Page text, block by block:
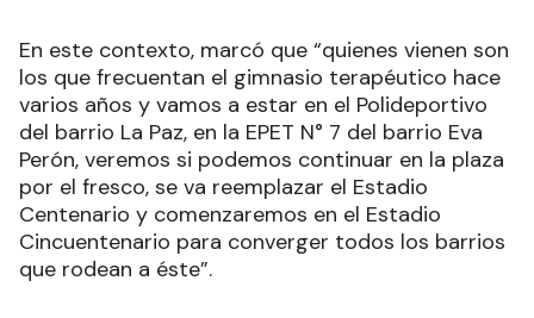
En este contexto, marcó que “quienes vienen son
los que frecuentan el gimnasio terapéutico hace
varios años y vamos a estar en el Polideportivo
del barrio La Paz, en la EPET N° 7 del barrio Eva
Perón, veremos si podemos continuar en la plaza
por el fresco, se va reemplazar el Estadio
Centenario y comenzaremos en el Estadio
Cincuentenario para converger todos los barrios
que rodean a éste”.